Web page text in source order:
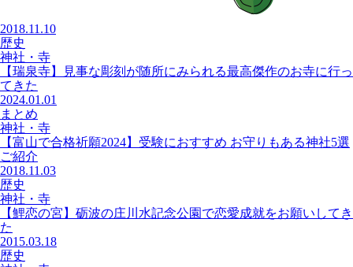
2018.11.10
歴史
神社・寺
【瑞泉寺】見事な彫刻が随所にみられる最高傑作のお寺に行っ
てきた
2024.01.01
まとめ
神社・寺
【富山で合格祈願2024】受験におすすめ お守りもある神社5選
ご紹介
2018.11.03
歴史
神社・寺
【鯉恋の宮】砺波の庄川水記念公園で恋愛成就をお願いしてき
た
2015.03.18
歴史